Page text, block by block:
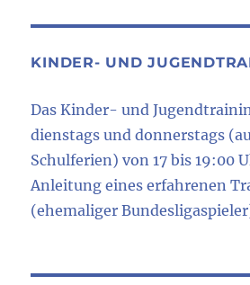
KINDER- UND
Das Kinder- und
dienstags und donnerstags
Schulferien) von 17 bis 19:00
Anleitung eines erfahrenen
(ehemaliger